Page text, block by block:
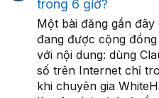
trong 6 giờ?
Một bài đăng gần đây
đang được cộng
với nội dung: dùng
số trên Internet chỉ
khi chuyên gia